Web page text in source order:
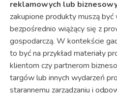
reklamowych lub
zakupione produkty muszą
bezpośrednio wiążący się z
gospodarczą. W kontekście
to być na przykład materiały
klientom czy partnerom
targów lub innych wydarzeń
starannemu zarządzaniu i